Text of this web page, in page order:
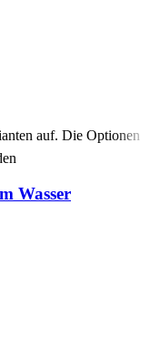
auf. Die Optionen
Wasser